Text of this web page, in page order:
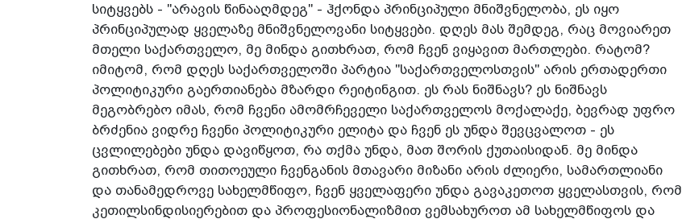
სიტყვებს - "არავის წინააღმდეგ" - ჰქონდა პრინციპული მნიშვნელობა, ეს იყო
პრინციპულად ყველაზე მნიშვნელოვანი სიტყვები. დღეს მას შემდეგ, რაც მოვიარეთ
მთელი საქართველო, მე მინდა გითხრათ, რომ ჩვენ ვიყავით მართლები. რატომ?
იმიტომ, რომ დღეს საქართველოში პარტია "საქართველოსთვის" არის ერთადერთი
პოლიტიკური გაერთიანება მზარდი რეიტინგით. ეს რას ნიშნავს? ეს ნიშნავს
მეგობრებო იმას, რომ ჩვენი ამომრჩეველი საქართველოს მოქალაქე, ბევრად უფრო
ბრძენია ვიდრე ჩვენი პოლიტიკური ელიტა და ჩვენ ეს უნდა შევცვალოთ - ეს
ცვლილებები უნდა დავიწყოთ, რა თქმა უნდა, მათ შორის ქუთაისიდან. მე მინდა
გითხრათ, რომ თითოეული ჩვენგანის მთავარი მიზანი არის ძლიერი, სამართლიანი
და თანამედროვე სახელმწიფო, ჩვენ ყველაფერი უნდა გავაკეთოთ ყველასთვის, რომ
კეთილსინდისიერებით და პროფესიონალიზმით ვემსახუროთ ამ სახელმწიფოს და